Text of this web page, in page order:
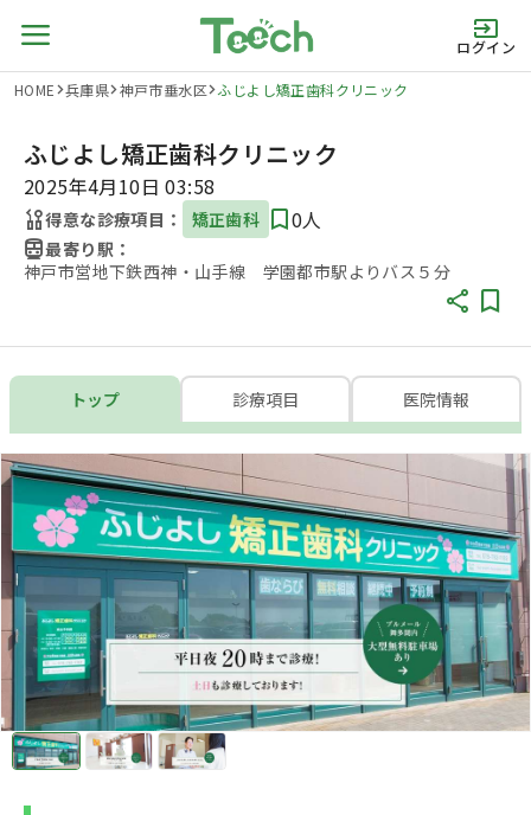
ログイン
HOME 兵庫県 神戸市垂水区 ふじよし矯正歯科クリニック
ふじよし矯正歯科クリニック
2025年4月10日 03:58
得意な診療項目： 矯正歯科 0人
最寄り駅：
神戸市営地下鉄西神・山手線 学園都市駅よりバス５分
トップ 診療項目 医院情報